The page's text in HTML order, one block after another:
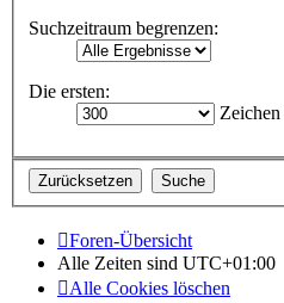
Suchzeitraum begrenzen:
Die ersten:
Foren-Übersicht
Alle Zeiten sind UTC+01:00
Alle Cookies löschen